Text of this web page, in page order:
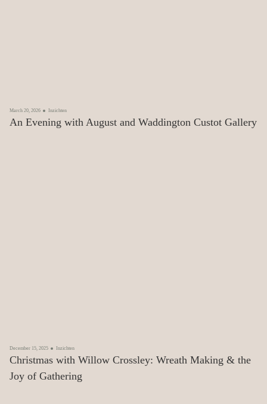
An Evening with August and Waddington Custot Gallery
March 20, 2026 Inzichten
Christmas with Willow Crossley: Wreath Making & the
Joy of Gathering
December 15, 2025 Inzichten